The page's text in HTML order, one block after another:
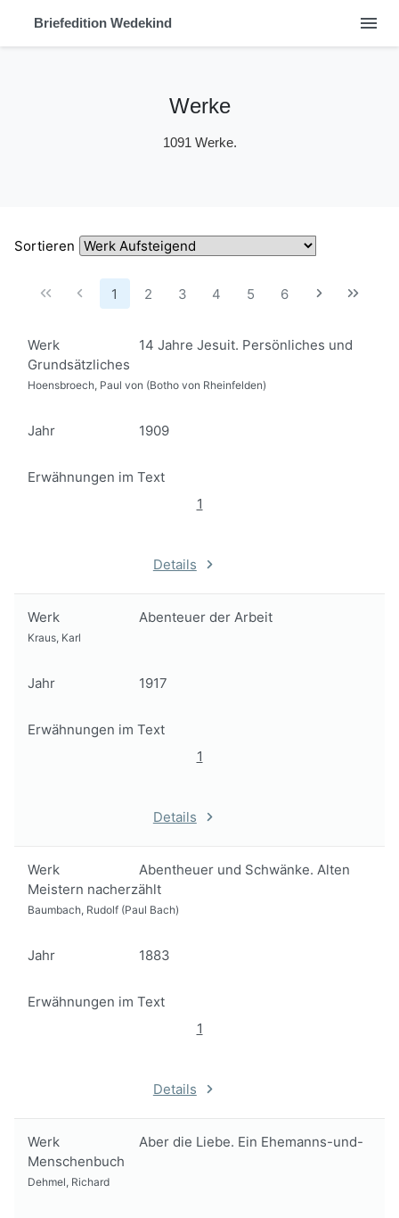
Briefedition Wedekind menu
Werke
1091 Werke.
Sortieren
1 2 3 4 5 6
Werk
14 Jahre Jesuit. Persönliches und
Grundsätzliches
Hoensbroech, Paul von (Botho von Rheinfelden)
Jahr 1909
Erwähnungen im Text
1
Details
Werk Abenteuer der Arbeit
Kraus, Karl
Jahr 1917
Erwähnungen im Text
1
Details
Werk
Abentheuer und Schwänke. Alten
Meistern nacherzählt
Baumbach, Rudolf (Paul Bach)
Jahr 1883
Erwähnungen im Text
1
Details
Werk
Aber die Liebe. Ein Ehemanns-und-
Menschenbuch
Dehmel, Richard